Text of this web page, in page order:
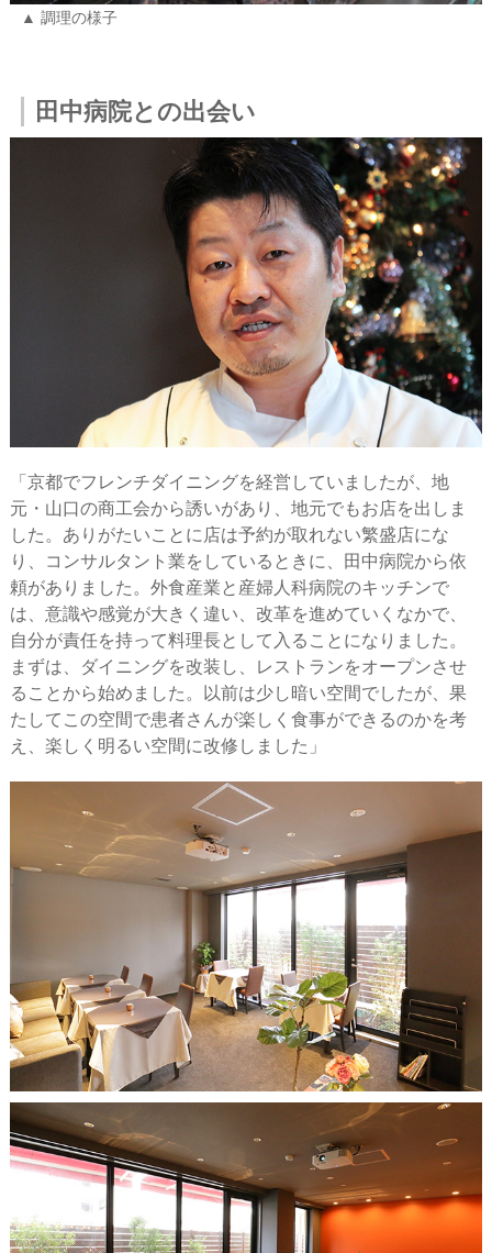
調理の様子
田中病院との出会い
「京都でフレンチダイニングを経営していましたが、地
元・山口の商工会から誘いがあり、地元でもお店を出しま
した。ありがたいことに店は予約が取れない繁盛店にな
り、コンサルタント業をしているときに、田中病院から依
頼がありました。外食産業と産婦人科病院のキッチンで
は、意識や感覚が大きく違い、改革を進めていくなかで、
自分が責任を持って料理長として入ることになりました。
まずは、ダイニングを改装し、レストランをオープンさせ
ることから始めました。以前は少し暗い空間でしたが、果
たしてこの空間で患者さんが楽しく食事ができるのかを考
え、楽しく明るい空間に改修しました」